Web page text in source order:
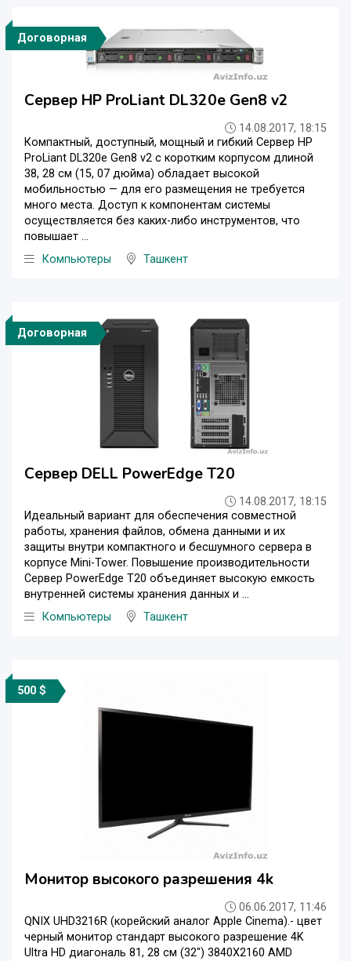
Договорная
Сервер HP ProLiant DL320e Gen8 v2
14.08.2017, 18:15
Компактный, доступный, мощный и гибкий Сервер HP
ProLiant DL320e Gen8 v2 с коротким корпусом длиной
38, 28 см (15, 07 дюйма) обладает высокой
мобильностью — для его размещения не требуется
много места. Доступ к компонентам системы
осуществляется без каких-либо инструментов, что
повышает ...
Компьютеры
Ташкент
Договорная
Сервер DELL PowerEdge T20
14.08.2017, 18:15
Идеальный вариант для обеспечения совместной
работы, хранения файлов, обмена данными и их
защиты внутри компактного и бесшумного сервера в
корпусе Mini-Tower. Повышение производительности
Сервер PowerEdge T20 объединяет высокую емкость
внутренней системы хранения данных и ...
Компьютеры
Ташкент
500 $
Монитор высокого разрешения 4k
06.06.2017, 11:46
QNIX UHD3216R (корейский аналог Apple Cinema).- цвет
черный монитор стандарт высокого разрешение 4K
Ultra HD диагональ 81, 28 см (32") 3840X2160 AMD